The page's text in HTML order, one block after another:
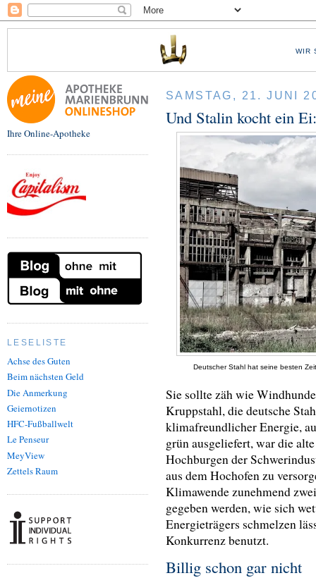
WIR
Ihre Online-Apotheke
LESELISTE
Achse des Guten
Beim nächsten Geld
Die Anmerkung
Geiernotizen
HFC-Fußballwelt
Le Penseur
MeyView
Zettels Raum
SAMSTAG, 21. JUNI
Und Stalin kocht ein
Deutscher Stahl hat seine besten
Sie sollte zäh wie
Kruppstahl, die deutsche
klimafreundlicher Energie,
grün ausgeliefert, war die
Hochburgen der
aus dem Hochofen zu
Klimawende zunehmend
gegeben werden, wie sich
Energieträgers schmelzen
Konkurrenz benutzt.
Billig schon gar nicht